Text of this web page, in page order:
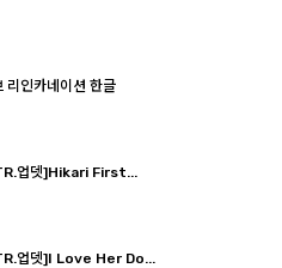
리인카네이션 한글
업뎃]Hikari First...
업뎃]I Love Her Do...